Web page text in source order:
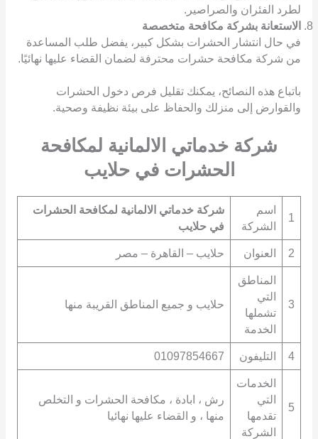
لطرد الفئران والصراصير.
الاستعانة بشركة مكافحة متخصصة
في حال انتشار الحشرات بشكل كبير، يفضل طلب المساعدة
من شركة مكافحة حشرات محترفة لضمان القضاء عليها نهائيًا.
باتباع هذه النصائح، يمكنك تقليل فرص دخول الحشرات
والقوارض إلى منزلك والحفاظ على بيئة نظيفة وصحية.
شركة خدماتي الالمانية لمكافحة
الحشرات في حلايب
1
اسم
الشركة
شركة خدماتي الالمانية لمكافحة الحشرات
في حلايب
2 العنوان حلايب – القاهرة – مصر
3
المناطق
التي
تشملها
الخدمة
حلايب و جميع المناطق القريبة منها
4 التليفون 01097854667
5
الخدمات
التي
تقدمها
الشركة
رش ، ابادة ، مكافحة الحشرات و التخلص
منها ، و القضاء عليها نهائيا